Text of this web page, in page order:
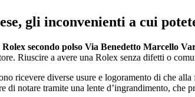
, gli inconvenienti a cui
secondo polso Via Benedetto Marcello
Riuscire a avere una Rolex senza difetti o
ricevere diverse usure e logoramento di che
di notare tramite una lente d’ingrandimento,